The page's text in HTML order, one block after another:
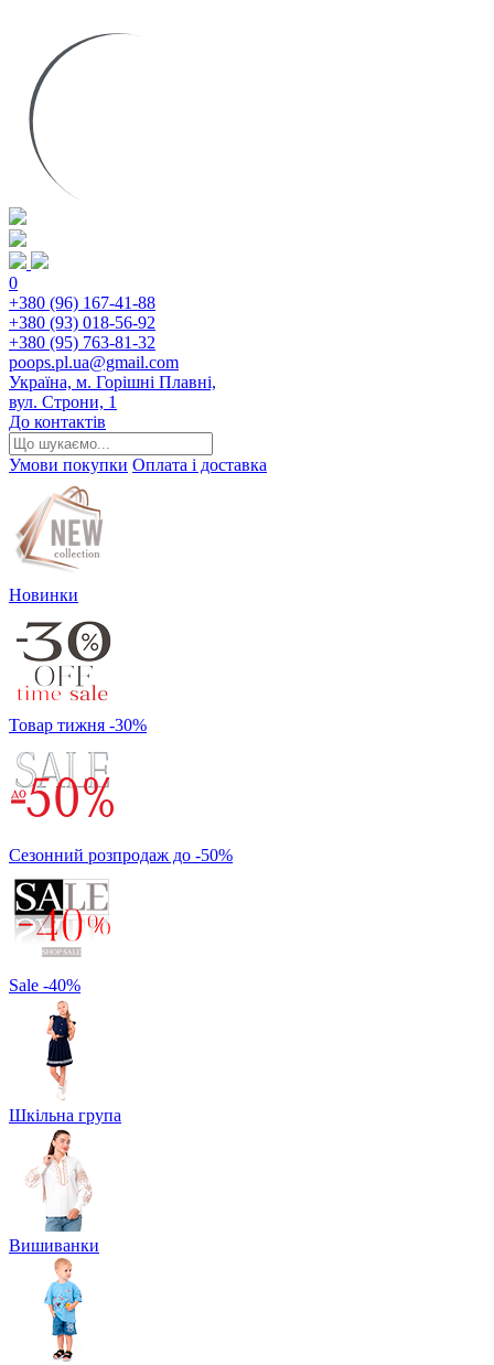
0
+380 (96) 167-41-88
+380 (93) 018-56-92
+380 (95) 763-81-32
poops.pl.ua@gmail.com
Україна, м. Горішні Плавні,
вул. Строни, 1
До контактів
Умови покупки Оплата і доставка
Новинки
Товар тижня -30%
Сезонний розпродаж до -50%
Sale -40%
Шкільна група
Вишиванки